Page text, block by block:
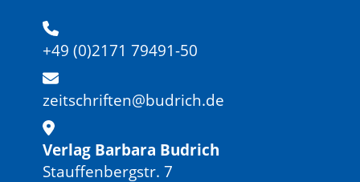
+49 (0)2171 79491-50
zeitschriften@budrich.de
Verlag Barbara Budrich
Stauffenbergstr. 7